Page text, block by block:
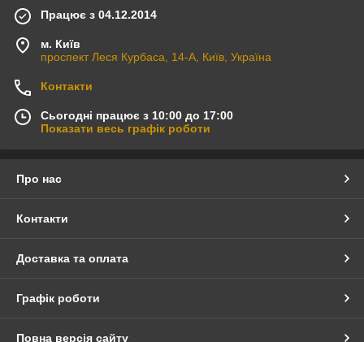
Працює з 04.12.2014
м. Київ
проспект Леся Курбаса, 14-А, Київ, Україна
Контакти
Сьогодні працює з 10:00 до 17:00
Показати весь графік роботи
Про нас
Контакти
Доставка та оплата
Графік роботи
Повна версія сайту